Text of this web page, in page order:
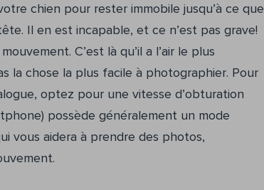
chien pour rester immobile jusqu’à ce que
Il en est incapable, et ce n’est pas grave!
C’est là qu’il a l’air le plus
la chose la plus facile à photographier. Pour
optez pour une vitesse d’obturation
possède généralement un mode
vous aidera à prendre des photos,